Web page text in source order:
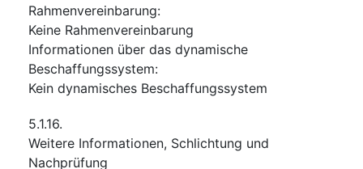
Rahmenvereinbarung:
Keine Rahmenvereinbarung
Informationen über das dynamische
Beschaffungssystem:
Kein dynamisches Beschaffungssystem
5.1.16.
Weitere Informationen, Schlichtung und
Nachprüfung